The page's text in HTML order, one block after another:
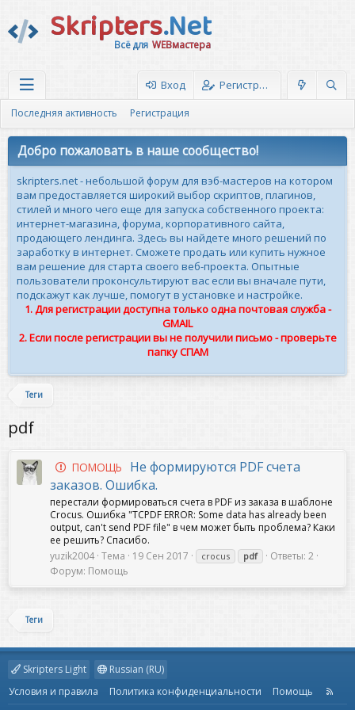
Skripters.Net
Всё для WEBмастера
Вход Регистрация
Последняя активность Регистрация
Добро пожаловать в наше сообщество!
skripters.net - небольшой форум для вэб-мастеров на котором
вам предоставляется широкий выбор скриптов, плагинов,
стилей и много чего еще для запуска собственного проекта:
интернет-магазина, форума, корпоративного сайта,
продающего лендинга. Здесь вы найдете много решений по
заработку в интернет. Сможете продать или купить нужное
вам решение для старта своего веб-проекта. Опытные
пользователи проконсультируют вас если вы вначале пути,
подскажут как лучше, помогут в установке и настройке.
1. Для регистрации доступна только одна почтовая служба -
GMAIL
2. Если после регистрации вы не получили письмо - проверьте
папку СПАМ
Теги
pdf
ПОМОЩЬ
Не формируются PDF счета
заказов. Ошибка.
перестали формироваться счета в PDF из заказа в шаблоне
Crocus. Ошибка "TCPDF ERROR: Some data has already been
output, can't send PDF file" в чем может быть проблема? Каки
ее решить? Спасибо.
yuzik2004 Тема 19 Сен 2017 crocus pdf
Ответы: 2
Форум: Помощь
Теги
Skripters Light
Russian (RU)
Условия и правила
Политика конфиденциальности Помощь
R